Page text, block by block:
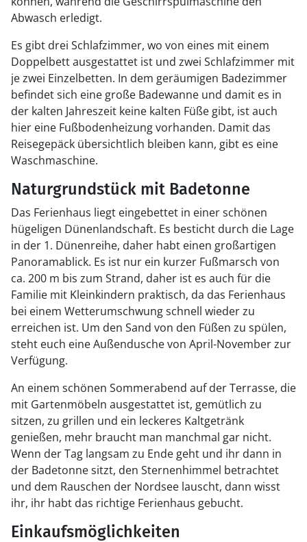
Abwasch erledigt.
Es gibt drei Schlafzimmer, wo von eines mit einem
Doppelbett ausgestattet ist und zwei Schlafzimmer mit
je zwei Einzelbetten. In dem geräumigen Badezimmer
befindet sich eine große Badewanne und damit es in
der kalten Jahreszeit keine kalten Füße gibt, ist auch
hier eine Fußbodenheizung vorhanden. Damit das
Reisegepäck übersichtlich bleiben kann, gibt es eine
Waschmaschine.
Naturgrundstück mit Badetonne
Das Ferienhaus liegt eingebettet in einer schönen
hügeligen Dünenlandschaft. Es besticht durch die Lage
in der 1. Dünenreihe, daher habt einen großartigen
Panoramablick. Es ist nur ein kurzer Fußmarsch von
ca. 200 m bis zum Strand, daher ist es auch für die
Familie mit Kleinkindern praktisch, da das Ferienhaus
bei einem Wetterumschwung schnell wieder zu
erreichen ist. Um den Sand von den Füßen zu spülen,
steht euch eine Außendusche von April-November zur
Verfügung.
An einem schönen Sommerabend auf der Terrasse, die
mit Gartenmöbeln ausgestattet ist, gemütlich zu
sitzen, zu grillen und ein leckeres Kaltgetränk
genießen, mehr braucht man manchmal gar nicht.
Wenn der Tag langsam zu Ende geht und ihr dann in
der Badetonne sitzt, den Sternenhimmel betrachtet
und dem Rauschen der Nordsee lauscht, dann wisst
ihr, ihr habt das richtige Ferienhaus gebucht.
Einkaufsmöglichkeiten